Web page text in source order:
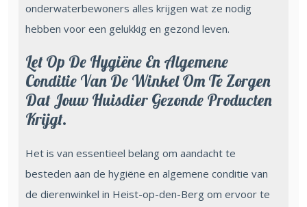
onderwaterbewoners alles krijgen wat ze nodig
hebben voor een gelukkig en gezond leven.
Let Op De Hygiëne En Algemene
Conditie Van De Winkel Om Te Zorgen
Dat Jouw Huisdier Gezonde Producten
Krijgt.
Het is van essentieel belang om aandacht te
besteden aan de hygiëne en algemene conditie van
de dierenwinkel in Heist-op-den-Berg om ervoor te